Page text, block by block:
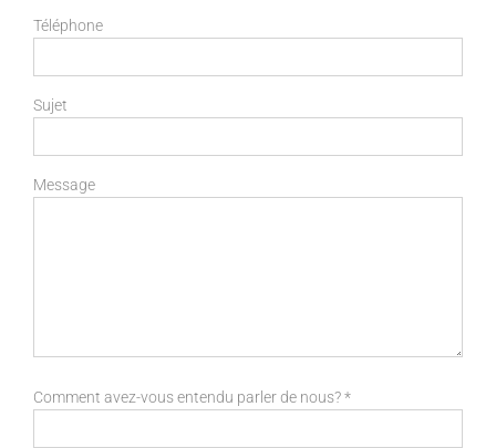
Téléphone
Sujet
Message
Comment avez-vous entendu parler de nous?*